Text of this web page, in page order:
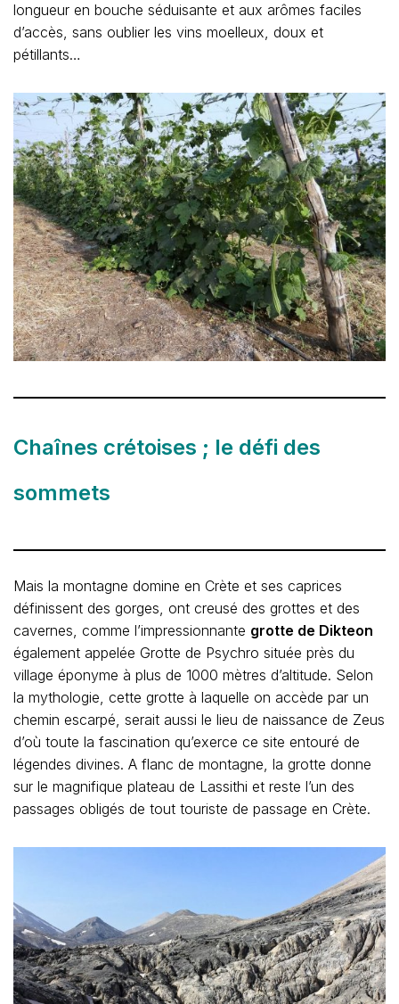
longueur en bouche séduisante et aux arômes faciles
d’accès, sans oublier les vins moelleux, doux et
pétillants…
Chaînes crétoises ; le défi des
sommets
Mais la montagne domine en Crète et ses caprices
définissent des gorges, ont creusé des grottes et des
cavernes, comme l’impressionnante grotte de Dikteon
également appelée Grotte de Psychro située près du
village éponyme à plus de 1000 mètres d’altitude. Selon
la mythologie, cette grotte à laquelle on accède par un
chemin escarpé, serait aussi le lieu de naissance de Zeus
d’où toute la fascination qu’exerce ce site entouré de
légendes divines. A flanc de montagne, la grotte donne
sur le magnifique plateau de Lassithi et reste l’un des
passages obligés de tout touriste de passage en Crète.